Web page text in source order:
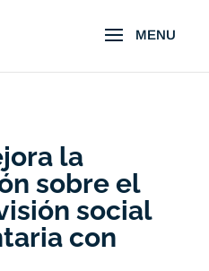
la
sobre el
social
con